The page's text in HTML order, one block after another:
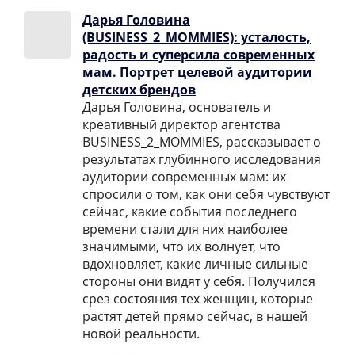
Дарья Головина
(BUSINESS_2_MOMMIES): усталость,
радость и суперсила современных
мам. Портрет целевой аудитории
детских брендов
Дарья Головина, основатель и
креативный директор агентства
BUSINESS_2_MOMMIES, рассказывает о
результатах глубинного исследования
аудитории современных мам: их
спросили о том, как они себя чувствуют
сейчас, какие события последнего
времени стали для них наиболее
значимыми, что их волнует, что
вдохновляет, какие личные сильные
стороны они видят у себя. Получился
срез состояния тех женщин, которые
растят детей прямо сейчас, в нашей
новой реальности.